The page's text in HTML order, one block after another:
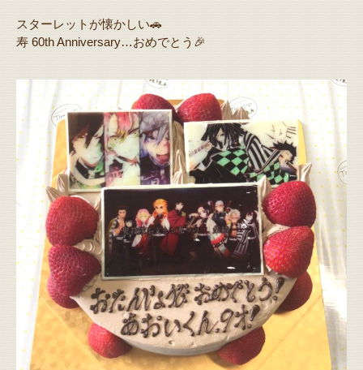
スターレットが懐かしい🚗
寿 60th Anniversary…おめでとう🎉